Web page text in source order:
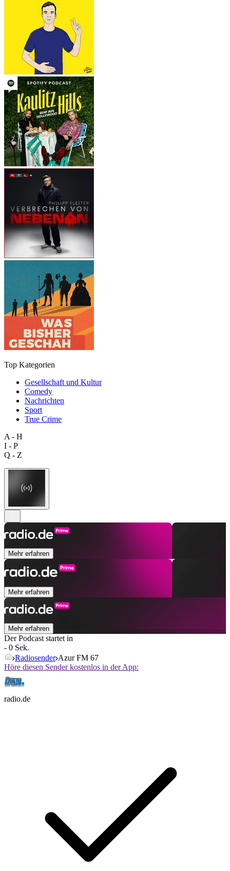
Top Kategorien
Gesellschaft und Kultur
Comedy
Nachrichten
Sport
True Crime
A - H
I - P
Q - Z
Mehr erfahren
Mehr erfahren
Mehr erfahren
Der Podcast startet in
- 0 Sek.
Radiosender Azur FM 67
Höre diesen Sender kostenlos in der App:
radio.de